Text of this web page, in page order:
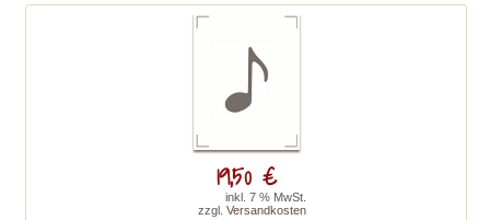
19,50 €
inkl. 7 % MwSt.
zzgl. Versandkosten